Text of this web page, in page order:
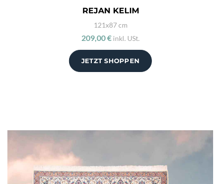
JETZT SHOPPEN
REJAN KELIM
121x87 cm
209,00 € inkl. USt.